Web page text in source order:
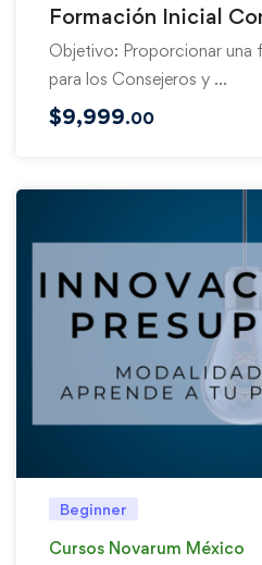
Formación Inicial
Objetivo: Proporcionar una
para los Consejeros y …
$9,999.00
Beginner
Cursos Novarum México